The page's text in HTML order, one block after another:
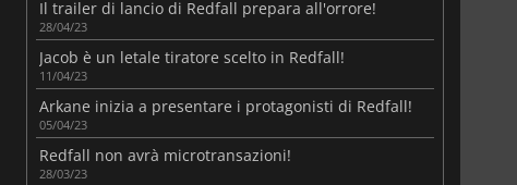
Il trailer di lancio di Redfall prepara all'orrore!
28/04/23
Jacob è un letale tiratore scelto in Redfall!
11/04/23
Arkane inizia a presentare i protagonisti di Redfall!
05/04/23
Redfall non avrà microtransazioni!
28/03/23